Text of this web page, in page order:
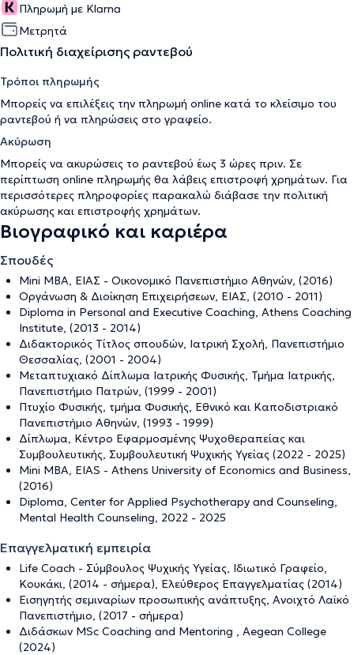
Πληρωμή με Klarna
Μετρητά
Πολιτική διαχείρισης ραντεβού
Τρόποι πληρωμής
Μπορείς να επιλέξεις την πληρωμή online κατά το κλείσιμο του
ραντεβού ή να πληρώσεις στο γραφείο.
Ακύρωση
Μπορείς να ακυρώσεις το ραντεβού έως 3 ώρες πριν. Σε
περίπτωση online πληρωμής θα λάβεις επιστροφή χρημάτων. Για
περισσότερες πληροφορίες παρακαλώ διάβασε την πολιτική
ακύρωσης και επιστροφής χρημάτων.
Βιογραφικό και καριέρα
Σπουδές
Mini MBA, ΕΙΑΣ - Οικονομικό Πανεπιστήμιο Αθηνών, (2016)
Οργάνωση & Διοίκηση Επιχειρήσεων, ΕΙΑΣ, (2010 - 2011)
Diploma in Personal and Executive Coaching, Athens Coaching
Institute, (2013 - 2014)
Διδακτορικός Τίτλος σπουδών, Ιατρική Σχολή, Πανεπιστήμιο
Θεσσαλίας, (2001 - 2004)
Μεταπτυχιακό Δίπλωμα Ιατρικής Φυσικής, Τμήμα Ιατρικής,
Πανεπιστήμιο Πατρών, (1999 - 2001)
Πτυχίο Φυσικής, τμήμα Φυσικής, Εθνικό και Καποδιστριακό
Πανεπιστήμιο Αθηνών, (1993 - 1999)
Δίπλωμα, Κέντρο Εφαρμοσμένης Ψυχοθεραπείας και
Συμβουλευτικής, Συμβουλευτική Ψυχικής Υγείας (2022 - 2025)
Mini MBA, EIAS - Athens University of Economics and Business,
(2016)
Diploma, Center for Applied Psychotherapy and Counseling,
Mental Health Counseling, 2022 - 2025
Επαγγελματική εμπειρία
Life Coach - Σύμβουλος Ψυχικής Υγείας, Ιδιωτικό Γραφείο,
Κουκάκι, (2014 - σήμερα), Ελεύθερος Επαγγελματίας (2014)
Εισηγητής σεμιναρίων προσωπικής ανάπτυξης, Ανοιχτό Λαϊκό
Πανεπιστήμιο, (2017 - σήμερα)
Διδάσκων MSc Coaching and Mentoring , Aegean College
(2024)